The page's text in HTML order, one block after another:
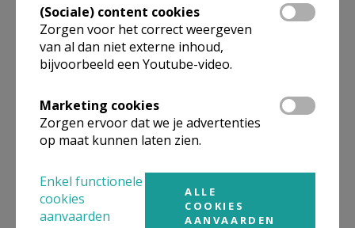
Week 2026 in de zone
KesseLinde
Aswoensdag 2025
Fotoalbum
(Sociale) content cookies
Zorgen voor het correct weergeven
van al dan niet externe inhoud,
bijvoorbeeld een Youtube-video.
Marketing cookies
Zorgen ervoor dat we je advertenties
op maat kunnen laten zien.
Enkel functionele
cookies
aanvaarden
ALLE
COOKIES
AANVAARDEN